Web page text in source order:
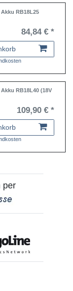
RB18L25
84,84 € *
RB18L40 (18V
109,90 € *